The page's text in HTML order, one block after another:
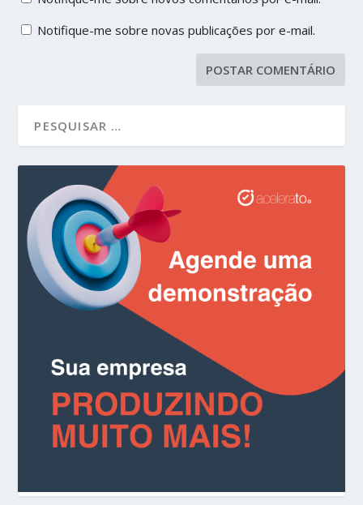
Notifique-me sobre novas publicações por e-mail.